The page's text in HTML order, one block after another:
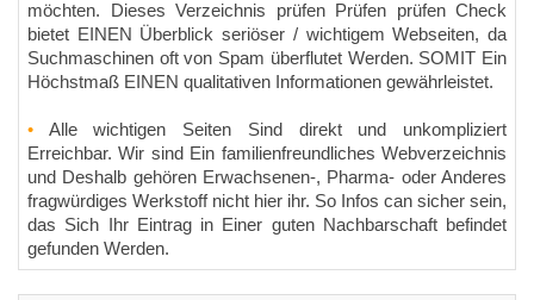
möchten. Dieses Verzeichnis prüfen Prüfen prüfen Check
bietet EINEN Überblick seriöser / wichtigem Webseiten, da
Suchmaschinen oft von Spam überflutet Werden. SOMIT Ein
Höchstmaß EINEN qualitativen Informationen gewährleistet.
• Alle wichtigen Seiten Sind direkt und unkompliziert
Erreichbar. Wir sind Ein familienfreundliches Webverzeichnis
und Deshalb gehören Erwachsenen-, Pharma- oder Anderes
fragwürdiges Werkstoff nicht hier ihr. So Infos can sicher sein,
das Sich Ihr Eintrag in Einer guten Nachbarschaft befindet
gefunden Werden.